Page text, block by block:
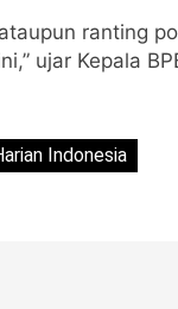
ranting
ujar Kepala
Indonesia